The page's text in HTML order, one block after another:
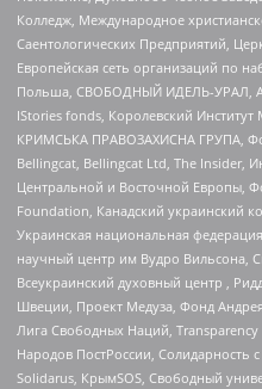
Колледж, Международное
Саентологических Предприятий,
Европейская сеть организаций по
Польша, СВОБОДНЫЙ ИДЕЛЬ-УРАЛ,
IStories fonds, Королевский
КРИМСЬКА ПРАВОЗАХИСНА ГРУПА,
Bellingcat, Bellingcat Ltd, The Insider,
Центральной и Восточной Европы,
Foundation, Канадский украинский
Украинская национальная
научный центр им Вудро Вильсона,
Всеукраинский духовный центр ,
Швеции, Проект Медуза, Фонд
Лига Свободных Наций,
Народов ПостРоссии, Солидарность
Solidarus, КрымSOS, Свободный